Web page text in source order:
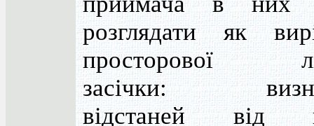
розглядати як
просторової
засічки:
відстаней від